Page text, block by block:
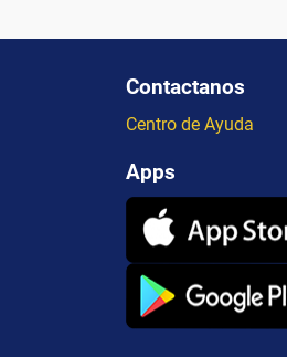
Contactanos
Centro de Ayuda
Apps